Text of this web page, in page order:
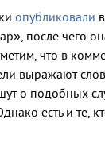
опубликовали
после чего
что в
выражают
о подобных
есть и те,